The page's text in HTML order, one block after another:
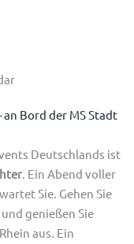
Bord der MS Stadt
Deutschlands ist
. Ein Abend voller
Sie. Gehen Sie
genießen Sie
aus. Ein